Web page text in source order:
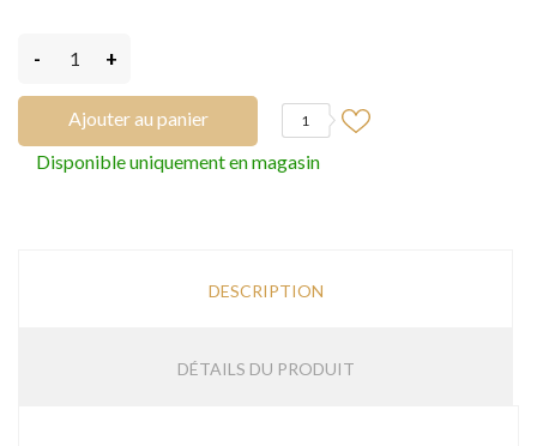
- +
Ajouter au panier 1
Disponible uniquement en magasin
DESCRIPTION
DÉTAILS DU PRODUIT